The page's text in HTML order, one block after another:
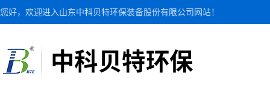
您好，欢迎进入山东中科贝特环保装备股份有限公司网站！